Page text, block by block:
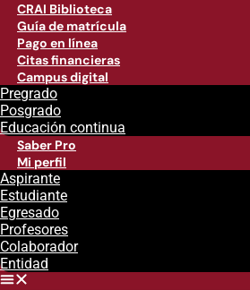
CRAI Biblioteca
Guía de matrícula
Pago en línea
Citas financieras
Campus digital
Pregrado
Posgrado
Educación continua
Saber Pro
Mi perfil
Aspirante
Estudiante
Egresado
Profesores
Colaborador
Entidad